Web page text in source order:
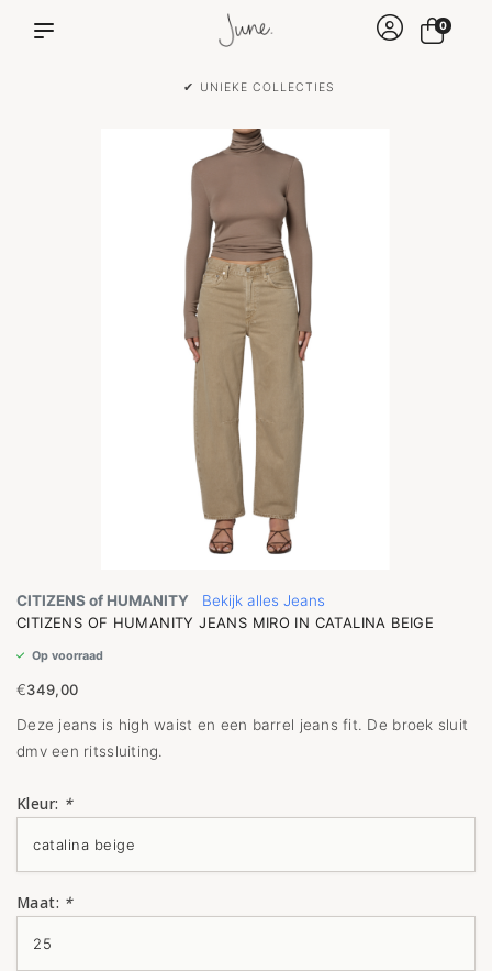
✔ UNIEKE COLLECTIES
0
CITIZENS of HUMANITY
Bekijk alles Jeans
CITIZENS OF HUMANITY JEANS MIRO IN CATALINA BEIGE
Op voorraad
€349,00
Deze jeans is high waist en een barrel jeans fit. De broek sluit
dmv een ritssluiting.
Kleur: *
Maat: *